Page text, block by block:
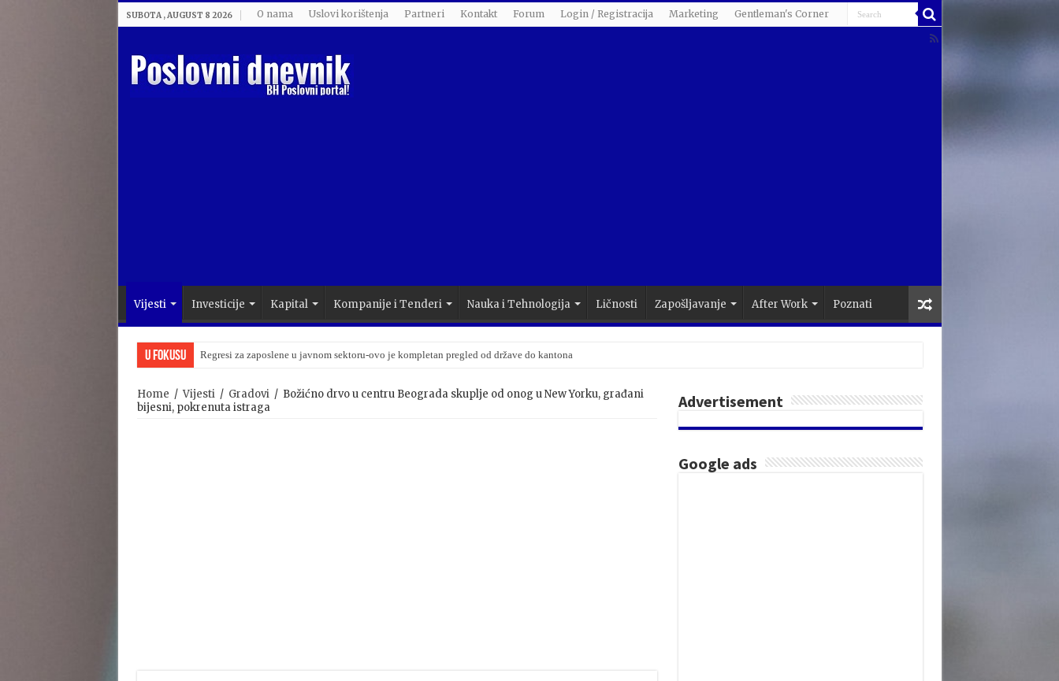
SUBOTA , AUGUST 8 2026 O nama Uslovi korištenja Partneri Kontakt Forum Login / Registracija Marketing Gentleman's Corner
Vijesti Investicije Kapital Kompanije i Tenderi Nauka i Tehnologija Ličnosti Zapošljavanje After Work Poznati
U Fokusu Regresi za zaposlene u javnom sektoru-ovo je kompletan pregled od države do kantona
Home / Vijesti / Gradovi / Božićno drvo u centru Beograda skuplje od onog u New Yorku, građani
bijesni, pokrenuta istraga
Advertisement
Google ads